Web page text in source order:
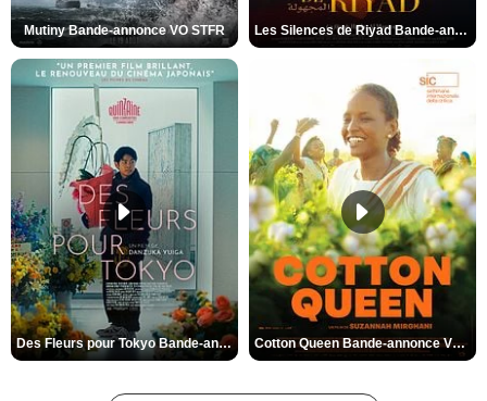
Mutiny Bande-annonce VO STFR Les Silences de Riyad Bande-annonce VO STFR
Des Fleurs pour Tokyo Bande-annonce VO STFR Cotton Queen Bande-annonce VO STFR